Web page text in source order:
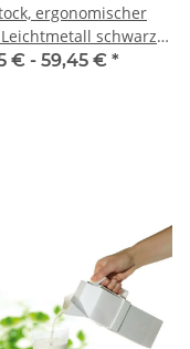
ergonomischer
schwarz /
€ - 59,45 € *